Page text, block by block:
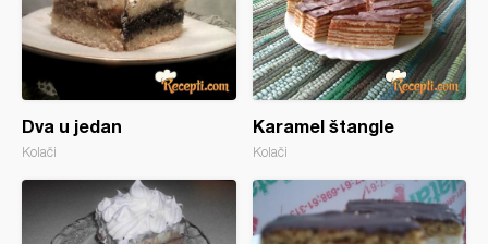
Dva u jedan
Kolači
Karamel štangle
Kolači